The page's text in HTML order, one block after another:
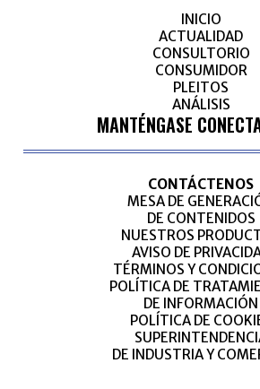
INICIO
ACTUALIDAD
CONSULTORIO
CONSUMIDOR
PLEITOS
ANÁLISIS
MANTÉNGASE
CONTÁCTENOS
MESA DE
DE CONTENIDOS
NUESTROS
AVISO DE
TÉRMINOS Y
POLÍTICA DE
DE INFORMACIÓN
POLÍTICA DE
DE INDUSTRIA Y